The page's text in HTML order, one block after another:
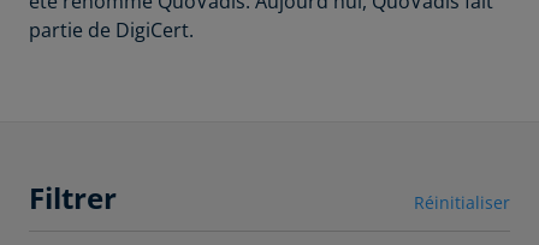
partie de DigiCert.
Filtrer Réinitialiser